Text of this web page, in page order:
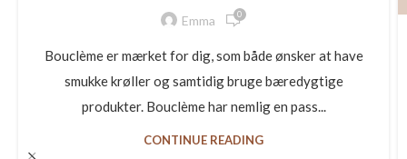
Emma 0
Bouclème er mærket for dig, som både ønsker at have
smukke krøller og samtidig bruge bæredygtige
produkter. Bouclème har nemlig en pass...
CONTINUE READING